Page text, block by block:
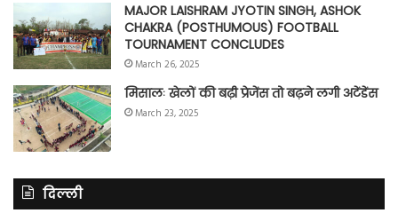
MAJOR LAISHRAM JYOTIN SINGH, ASHOK
CHAKRA (POSTHUMOUS) FOOTBALL
TOURNAMENT CONCLUDES
March 26, 2025
मिसालः खेलों की बढ़ी प्रेजेंस तो बढ़ने लगी अटेंडेंस
March 23, 2025
दिल्ली